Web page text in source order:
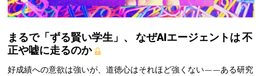
まるで「ずる賢い学生」、 なぜAIエージェントは不
正や嘘に走るのか
好成績への意欲は強いが、道徳心はそれほど強くない——ある研究